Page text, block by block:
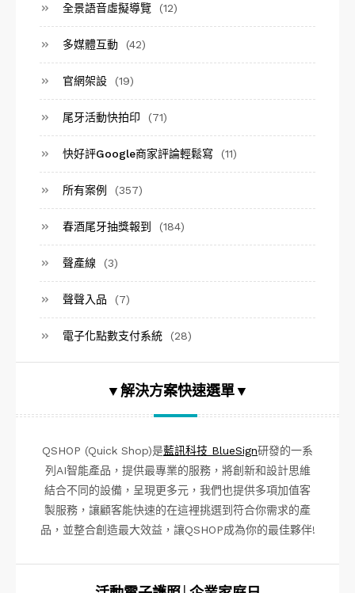
全景語音虛擬導覽 (12)
多媒體互動 (42)
官網架設 (19)
尾牙活動快拍印 (71)
快好評Google商家評論輕鬆寫 (11)
所有案例 (357)
春酒尾牙抽獎報到 (184)
聲產線 (3)
聲聲入品 (7)
電子化點數支付系統 (28)
▼解決方案快速選單▼
QSHOP (Quick Shop)是藍訊科技 BlueSign研發的一系
列AI智能產品，提供最專業的服務，將創新和設計思維
結合不同的設備，呈現更多元，我們也提供多項加值客
製服務，讓顧客能快速的在這裡挑選到符合你需求的產
品，並整合創造最大效益，讓QSHOP成為你的最佳夥伴!